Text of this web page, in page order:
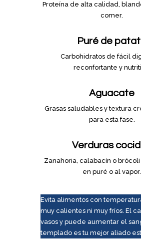
Proteína de alta calidad,
comer.
Puré de
Carbohidratos de fácil
reconfortante y
Aguacate
Grasas saludables y textura
para esta fase.
Verduras
Zanahoria, calabacín o brócoli
en puré o al vapor.
Evita alimentos con
muy calientes ni muy fríos. El
vasos y puede aumentar el
templado es tu mejor aliado